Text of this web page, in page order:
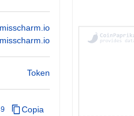
misscharm.io
misscharm.io
Token
Copia